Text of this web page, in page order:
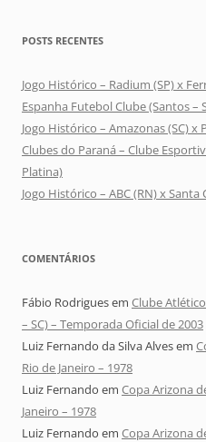
POSTS RECENTES
Jogo Histórico – Radium (SP) x
Espanha Futebol Clube (Santos –
Jogo Histórico – Amazonas (SC) x
Clubes do Paraná – Clube
Platina)
Jogo Histórico – ABC (RN) x Santa
COMENTÁRIOS
Fábio Rodriguesem Clube
– SC) – Temporada Oficial de 2003
Luiz Fernando da Silva Alvesem
Rio de Janeiro – 1978
Luiz Fernando em Copa Arizona
Janeiro – 1978
Luiz Fernando em Copa Arizona